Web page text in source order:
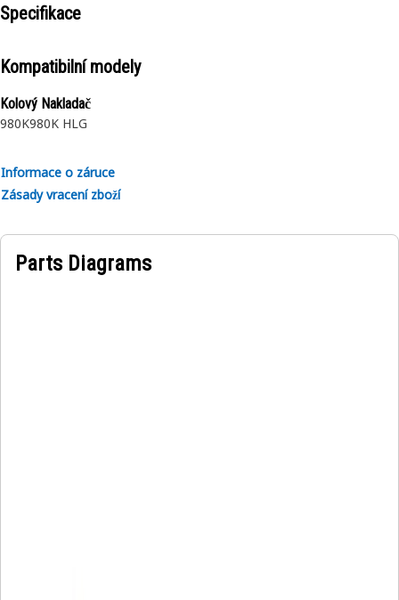
Specifikace
Kompatibilní modely
Kolový Nakladač
980K980K HLG
Informace o záruce
Zásady vracení zboží
Parts Diagrams